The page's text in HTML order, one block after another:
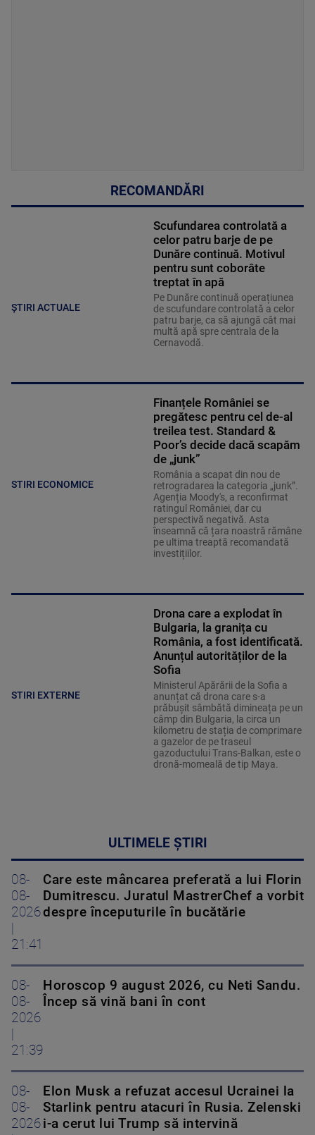
RECOMANDĂRI
ȘTIRI ACTUALE
Scufundarea controlată a
celor patru barje de pe
Dunăre continuă. Motivul
pentru sunt coborâte
treptat în apă
Pe Dunăre continuă operațiunea
de scufundare controlată a celor
patru barje, ca să ajungă cât mai
multă apă spre centrala de la
Cernavodă.
STIRI ECONOMICE
Finanțele României se
pregătesc pentru cel de-al
treilea test. Standard &
Poor’s decide dacă scapăm
de „junk”
România a scapat din nou de
retrogradarea la categoria „junk”.
Agenția Moody's, a reconfirmat
ratingul României, dar cu
perspectivă negativă. Asta
înseamnă că țara noastră rămâne
pe ultima treaptă recomandată
investițiilor.
STIRI EXTERNE
Drona care a explodat în
Bulgaria, la granița cu
România, a fost identificată.
Anunțul autorităților de la
Sofia
Ministerul Apărării de la Sofia a
anunțat că drona care s-a
prăbușit sâmbătă dimineața pe un
câmp din Bulgaria, la circa un
kilometru de stația de comprimare
a gazelor de pe traseul
gazoductului Trans-Balkan, este o
dronă-momeală de tip Maya.
ULTIMELE ȘTIRI
08-
08-
2026
21:41
Care este mâncarea preferată a lui Florin
Dumitrescu. Juratul MastrerChef a vorbit
despre începuturile în bucătărie
08-
08-
2026
21:39
Horoscop 9 august 2026, cu Neti Sandu.
Încep să vină bani în cont
08-
08-
2026
Elon Musk a refuzat accesul Ucrainei la
Starlink pentru atacuri în Rusia. Zelenski
i-a cerut lui Trump să intervină